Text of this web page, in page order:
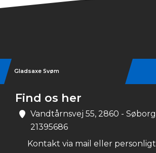
Gladsaxe Svøm
Find os her
Vandtårnsvej 55, 2860 - Søborg
21395686
Kontakt via mail eller personligt